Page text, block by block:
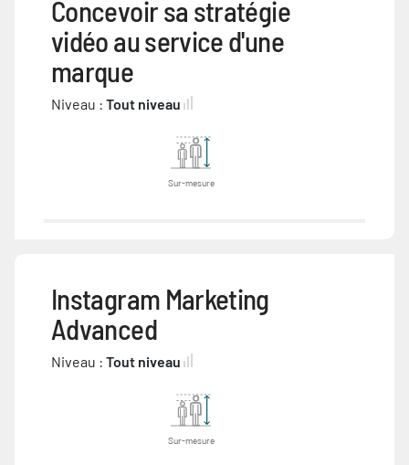
Concevoir sa stratégie
vidéo au service d'une
marque
Niveau : Tout niveau
Sur-mesure
Instagram Marketing
Advanced
Niveau : Tout niveau
Sur-mesure